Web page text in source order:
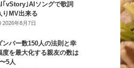
｢vStory｣AIソングで歌詞
りMV出来る
2026年8月7日
ンバー数150人の法則と幸
度を最大化する親友の数は
5人